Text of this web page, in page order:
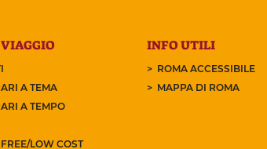
A TEMA
A TEMPO
LOW COST
INFO UTILI
ROMA ACCESSIBILE
MAPPA DI ROMA